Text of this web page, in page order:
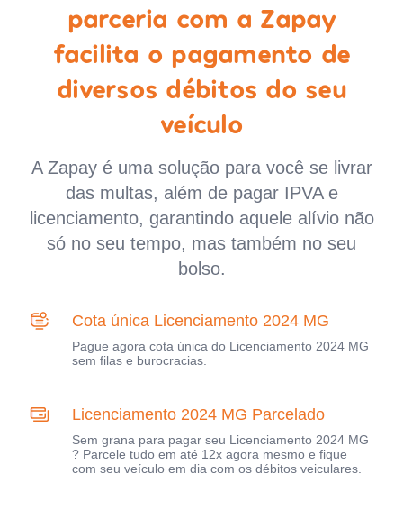
parceria com a Zapay
facilita o pagamento de
diversos débitos do seu
veículo
A Zapay é uma solução para você se livrar
das multas, além de pagar IPVA e
licenciamento, garantindo aquele alívio não
só no seu tempo, mas também no seu
bolso.
Cota única Licenciamento 2024 MG
Pague agora cota única do Licenciamento 2024 MG
sem filas e burocracias.
Licenciamento 2024 MG Parcelado
Sem grana para pagar seu Licenciamento 2024 MG
? Parcele tudo em até 12x agora mesmo e fique
com seu veículo em dia com os débitos veiculares.